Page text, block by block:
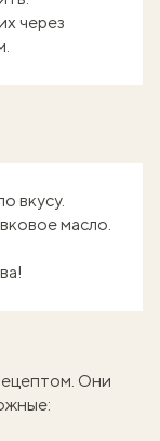
через
вкусу.
масло.
Они